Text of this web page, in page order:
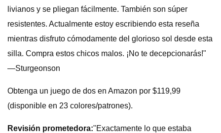
livianos y se pliegan fácilmente. También son súper
resistentes. Actualmente estoy escribiendo esta reseña
mientras disfruto cómodamente del glorioso sol desde esta
silla. Compra estos chicos malos. ¡No te decepcionarás!"
—Sturgeonson
Obtenga un juego de dos en Amazon por $119,99
(disponible en 23 colores/patrones).
Revisión prometedora:"Exactamente lo que estaba